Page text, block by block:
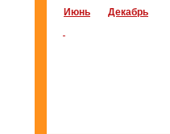
Июнь
Декабрь